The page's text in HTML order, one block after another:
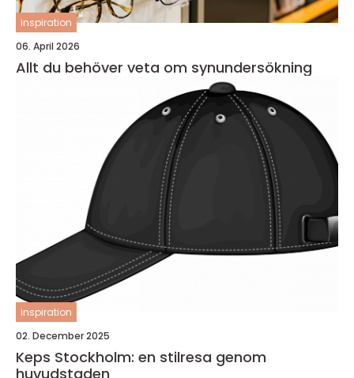
inspiration
06. April 2026
Allt du behöver veta om synundersökning
inspiration
02. December 2025
Keps Stockholm: en stilresa genom
huvudstaden